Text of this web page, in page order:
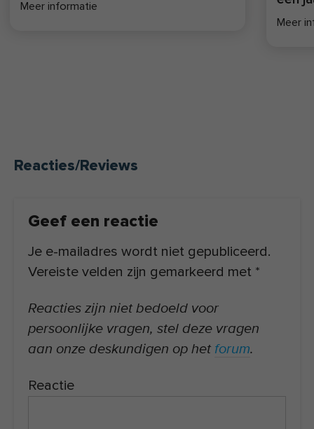
Meer informatie
Meer
Reacties/Reviews
Geef een reactie
Je e-mailadres wordt niet gepubliceerd.
Vereiste velden zijn gemarkeerd met *
Reacties zijn niet bedoeld voor
persoonlijke vragen, stel deze vragen
aan onze deskundigen op het forum.
Reactie